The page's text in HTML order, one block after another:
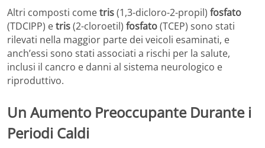
Altri composti cometris(1,3-dicloro-2-propil) fosfato
(TDCIPP) etris(2-cloroetil) fosfato(TCEP) sono stati
rilevati nella maggior parte dei veicoli esaminati, e
anch’essi sono stati associati a rischi per la salute,
inclusi il cancro e danni al sistema neurologico e
riproduttivo.
Un Aumento Preoccupante Durante i
Periodi Caldi